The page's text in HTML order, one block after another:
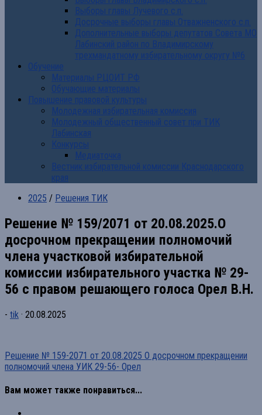
Выборы главы Лучевого с.п.
Досрочные выборы главы Отважненского с.п.
Дополнительные выборы депутатов Совета МО
Лабинский район по Владимирскому
трехмандатному избирательному округу №6
Обучение
Материалы РЦОИТ РФ
Обучающие материалы
Повышение правовой культуры
Молодежная избирательная комиссия
Молодежный общественный совет при ТИК
Лабинская
Конкурсы
Медиаточка
Вестник избирательной комиссии Краснодарского
края
2025 / Решения ТИК
Решение № 159/2071 от 20.08.2025.О
досрочном прекращении полномочий
члена участковой избирательной
комиссии избирательного участка № 29-
56 с правом решающего голоса Орел В.Н.
- tik · 20.08.2025
Решение № 159-2071 от 20.08.2025 О досрочном прекращении
полномочий члена УИК 29-56- Орел
Вам может также понравиться...